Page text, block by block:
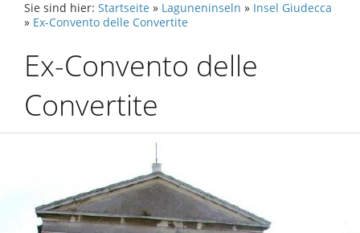
Sie sind hier: Startseite » Laguneninseln » Insel Giudecca
» Ex-Convento delle Convertite
Ex-Convento delle
Convertite